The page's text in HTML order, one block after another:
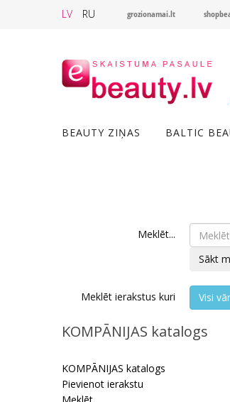
LV RU grozionamai.lt
BEAUTY ZIŅAS BALTIC
Meklēt...
Sākt
Meklēt ierakstus kuri Visi
KOMPĀNIJAS katalogs
KOMPĀNIJAS katalogs
Pievienot ierakstu